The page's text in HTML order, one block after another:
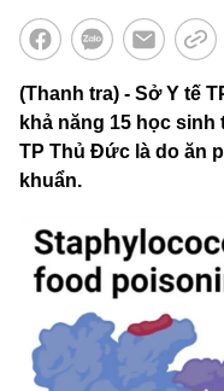
(Thanh tra) - Sở Y tế
khả năng 15 học
TP Thủ Đức là do ăn
khuẩn.